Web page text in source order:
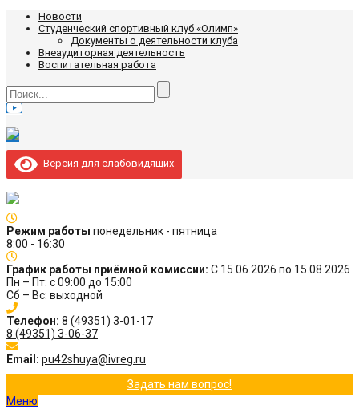
Новости
Студенческий спортивный клуб «Олимп»
Документы о деятельности клуба
Внеаудиторная деятельность
Воспитательная работа
Версия для слабовидящих
Режим работы понедельник - пятница
8:00 - 16:30
График работы приёмной комиссии: С 15.06.2026 по 15.08.2026
Пн – Пт: с 09:00 до 15:00
Сб – Вс: выходной
Телефон: 8 (49351) 3-01-17
8 (49351) 3-06-37
Email: pu42shuya@ivreg.ru
Задать нам вопрос!
Меню